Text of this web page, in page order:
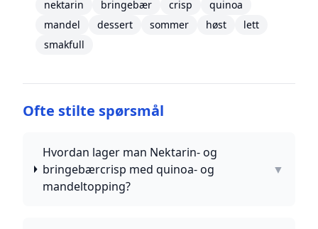
nektarin bringebær crisp
quinoa
mandel
dessert sommer høst
lett
smakfull
Ofte stilte spørsmål
Hvordan lager man Nektarin- og
bringebærcrisp med quinoa- og
mandeltopping?
▼